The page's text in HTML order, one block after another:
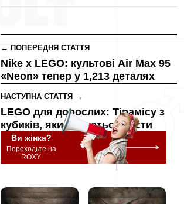
← ПОПЕРЕДНЯ СТАТТЯ
Nike x LEGO: культові Air Max 95
«Neon» тепер у 1,213 деталях
НАСТУПНА СТАТТЯ →
LEGO для дорослих: Тірамісу з
кубиків, який хочеться з’їсти
Ви жінка?
Переходьте на
ROXY